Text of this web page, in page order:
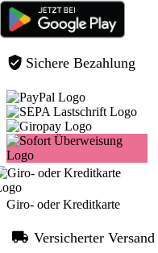
Sichere Bezahlung
Giro- oder Kreditkarte
Versicherter Versand